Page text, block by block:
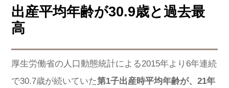
出産平均年齢が30.9歳と過去最
高
厚生労働省の人口動態統計による2015年より6年連続
で30.7歳が続いていた第1子出産時平均年齢が、21年